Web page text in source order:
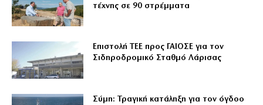
τέχνης σε 90 στρέμματα
Επιστολή ΤΕΕ προς ΓΑΙΟΣΕ για τον
Σιδηροδρομικό Σταθμό Λάρισας
Σύμη: Τραγική κατάληξη για τον όγδοο